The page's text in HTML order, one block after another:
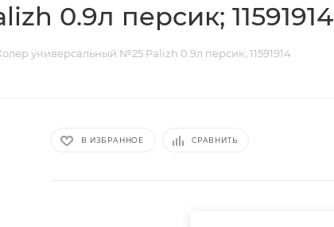
0.9л персик; 11591914
универсальный №25 Palizh 0.9л персик; 11591914
В ИЗБРАННОЕ СРАВНИТЬ